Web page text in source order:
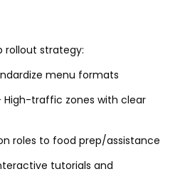
rollout strategy:
menu formats
High-traffic zones with clear
roles to food prep/assistance
tutorials and